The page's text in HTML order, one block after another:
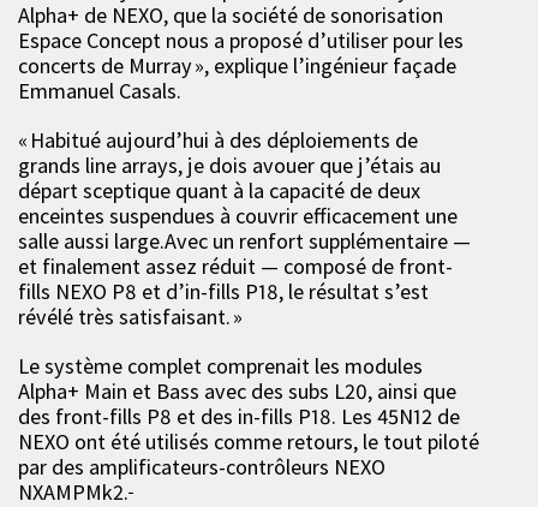
Alpha+ de NEXO, que la société de sonorisation
Espace Concept nous a proposé d’utiliser pour les
concerts de Murray », explique l’ingénieur façade
Emmanuel Casals.
« Habitué aujourd’hui à des déploiements de
grands line arrays, je dois avouer que j’étais au
départ sceptique quant à la capacité de deux
enceintes suspendues à couvrir efficacement une
salle aussi large.Avec un renfort supplémentaire —
et finalement assez réduit — composé de front-
fills NEXO P8 et d’in-fills P18, le résultat s’est
révélé très satisfaisant. »
Le système complet comprenait les modules
Alpha+ Main et Bass avec des subs L20, ainsi que
des front-fills P8 et des in-fills P18. Les 45N12 de
NEXO ont été utilisés comme retours, le tout piloté
par des amplificateurs-contrôleurs NEXO
NXAMPMk2.